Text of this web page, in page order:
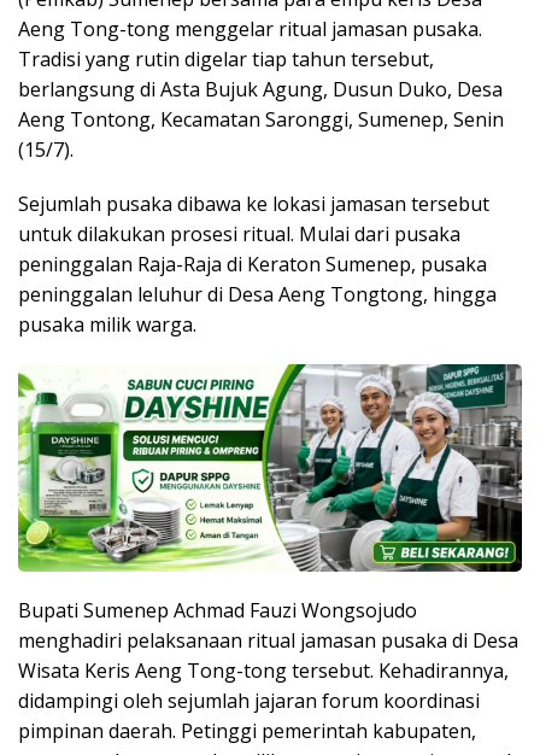
Aeng Tong-tong menggelar ritual jamasan pusaka.
Tradisi yang rutin digelar tiap tahun tersebut,
berlangsung di Asta Bujuk Agung, Dusun Duko, Desa
Aeng Tontong, Kecamatan Saronggi, Sumenep, Senin
(15/7).
Sejumlah pusaka dibawa ke lokasi jamasan tersebut
untuk dilakukan prosesi ritual. Mulai dari pusaka
peninggalan Raja-Raja di Keraton Sumenep, pusaka
peninggalan leluhur di Desa Aeng Tongtong, hingga
pusaka milik warga.
Bupati Sumenep Achmad Fauzi Wongsojudo
menghadiri pelaksanaan ritual jamasan pusaka di Desa
Wisata Keris Aeng Tong-tong tersebut. Kehadirannya,
didampingi oleh sejumlah jajaran forum koordinasi
pimpinan daerah. Petinggi pemerintah kabupaten,